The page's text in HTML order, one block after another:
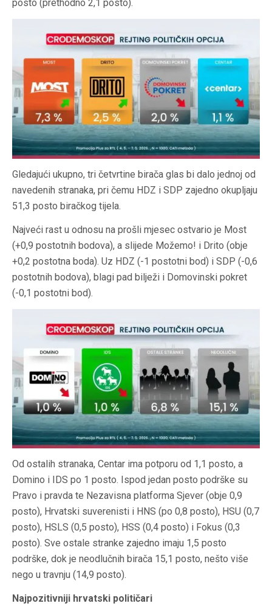
posto (prethodno 2,1 posto).
Gledajući ukupno, tri četvrtine birača glas bi dalo jednoj od
navedenih stranaka, pri čemu HDZ i SDP zajedno okupljaju
51,3 posto biračkog tijela.
Najveći rast u odnosu na prošli mjesec ostvario je Most
(+0,9 postotnih bodova), a slijede Možemo! i Drito (obje
+0,2 postotna boda). Uz HDZ (-1 postotni bod) i SDP (-0,6
postotnih bodova), blagi pad bilježi i Domovinski pokret
(-0,1 postotni bod).
Od ostalih stranaka, Centar ima potporu od 1,1 posto, a
Domino i IDS po 1 posto. Ispod jedan posto podrške su
Pravo i pravda te Nezavisna platforma Sjever (obje 0,9
posto), Hrvatski suverenisti i HNS (po 0,8 posto), HSU (0,7
posto), HSLS (0,5 posto), HSS (0,4 posto) i Fokus (0,3
posto). Sve ostale stranke zajedno imaju 1,5 posto
podrške, dok je neodlučnih birača 15,1 posto, nešto više
nego u travnju (14,9 posto).
Najpozitivniji hrvatski političari